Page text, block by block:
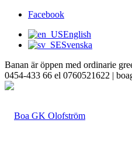
Facebook
English
Svenska
Banan är öppen med ordinarie
0454-433 66 el 0760521622 |